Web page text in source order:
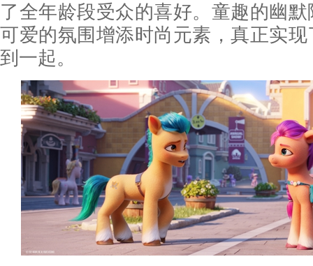
了全年龄段受众的喜好。童趣的幽
可爱的氛围增添时尚元素，真正实
到一起。